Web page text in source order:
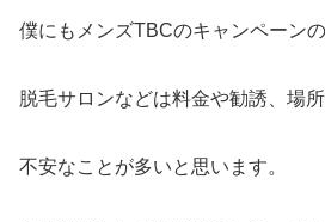
僕にもメンズTBCのキャンペーン
脱毛サロンなどは料金や勧誘、場
不安なことが多いと思います。